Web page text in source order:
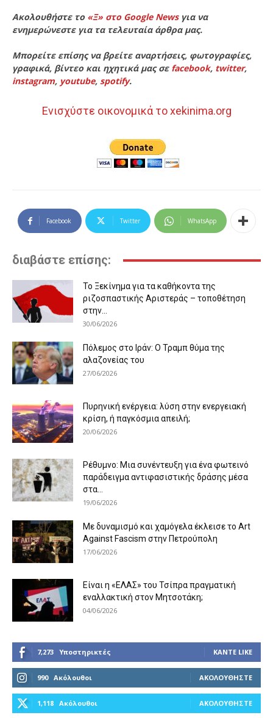
Ακολουθήστε το «Ξ» στο Google Newsγια να
ενημερώνεστε για τα τελευταία άρθρα μας.
Μπορείτε επίσης να βρείτε αναρτήσεις, φωτογραφίες,
γραφικά, βίντεο και ηχητικά μας σε facebook, twitter,
instagram, youtube, spotify.
Ενισχύστε οικονομικά το xekinima.org
Facebook Twitter WhatsApp
διαβάστε επίσης:
Το Ξεκίνημα για τα καθήκοντα της
ριζοσπαστικής Αριστεράς – τοποθέτηση
στην...
30/06/2026
Πόλεμος στο Ιράν: Ο Τραμπ θύμα της
αλαζονείας του
27/06/2026
Πυρηνική ενέργεια: λύση στην ενεργειακή
κρίση, ή παγκόσμια απειλή;
20/06/2026
Ρέθυμνο: Μια συνέντευξη για ένα φωτεινό
παράδειγμα αντιφασιστικής δράσης μέσα
στα...
19/06/2026
Με δυναμισμό και χαμόγελα έκλεισε το Art
Against Fascism στην Πετρούπολη
17/06/2026
Είναι η «ΕΛΑΣ» του Τσίπρα πραγματική
εναλλακτική στον Μητσοτάκη;
04/06/2026
7,273 Υποστηρικτές ΚΆΝΤΕ LIKE
990 Ακόλουθοι ΑΚΟΛΟΥΘΉΣΤΕ
1,118 Ακόλουθοι ΑΚΟΛΟΥΘΉΣΤΕ